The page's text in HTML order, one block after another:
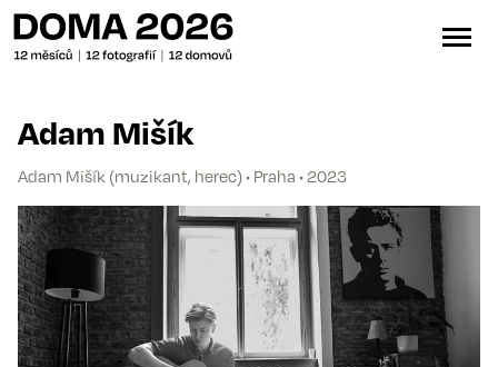
Adam Mišík
Adam Mišík (muzikant, herec) • Praha • 2023